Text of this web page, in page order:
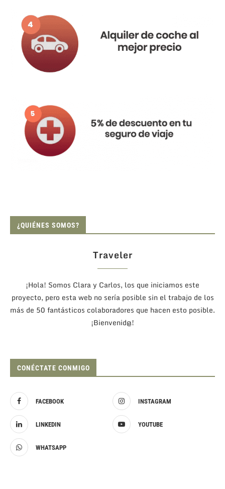
¿QUIÉNES SOMOS?
Traveler
¡Hola! Somos Clara y Carlos, los que iniciamos este
proyecto, pero esta web no sería posible sin el trabajo de los
más de 50 fantásticos colaboradores que hacen esto posible.
¡Bienvenid@!
CONÉCTATE CONMIGO
FACEBOOK INSTAGRAM
LINKEDIN YOUTUBE
WHATSAPP